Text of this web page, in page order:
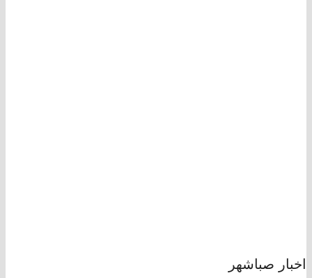
اخبار صباشهر